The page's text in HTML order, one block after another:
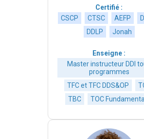
Certifié :
CSCP
CTSC AEFP
DDLP
Jonah
Enseigne :
Master instructeur DDI
programmes
TFC et TFC DDS&OP
TBC
TOC